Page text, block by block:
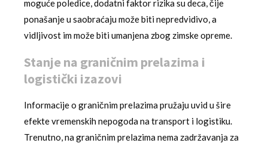
moguće poledice, dodatni faktor rizika su deca, čije
ponašanje u saobraćaju može biti nepredvidivo, a
vidljivost im može biti umanjena zbog zimske opreme.
Stanje na graničnim prelazima i
logistički izazovi
Informacije o graničnim prelazima pružaju uvid u šire
efekte vremenskih nepogoda na transport i logistiku.
Trenutno, na graničnim prelazima nema zadržavanja za